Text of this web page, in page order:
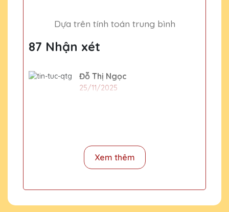
Dựa trên tính toán trung bình
87 Nhận xét
Đỗ Thị Ngọc
25/11/2025
Nguyễn Hương Giang
2020-01-01
Số 15H ngõ 133 Nguyễn Trãi,
Xem thêm